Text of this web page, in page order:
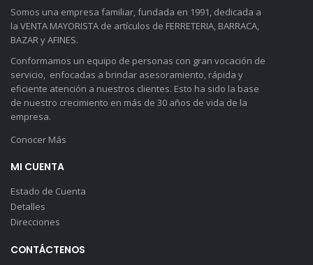
Somos una empresa familiar, fundada en 1991, dedicada a
la VENTA MAYORISTA de artículos de FERRETERIA, BARRACA,
BAZAR y AFINES.
Conformamos un equipo de personas con gran vocación de
servicio, enfocadas a brindar asesoramiento, rápida y
eficiente atención a nuestros clientes. Esto ha sido la base
de nuestro crecimiento en más de 30 años de vida de la
empresa.
Conocer Más
MI CUENTA
Estado de Cuenta
Detalles
Direcciones
CONTÁCTENOS